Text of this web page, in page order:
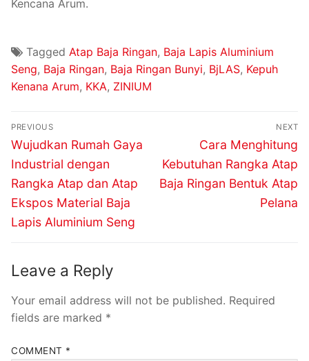
Kencana Arum.
Tagged Atap Baja Ringan, Baja Lapis Aluminium
Seng, Baja Ringan, Baja Ringan Bunyi, BjLAS, Kepuh
Kenana Arum, KKA, ZINIUM
PREVIOUS
Wujudkan Rumah Gaya
Industrial dengan
Rangka Atap dan Atap
Ekspos Material Baja
Lapis Aluminium Seng
NEXT
Cara Menghitung
Kebutuhan Rangka Atap
Baja Ringan Bentuk Atap
Pelana
Leave a Reply
Your email address will not be published. Required
fields are marked *
COMMENT *